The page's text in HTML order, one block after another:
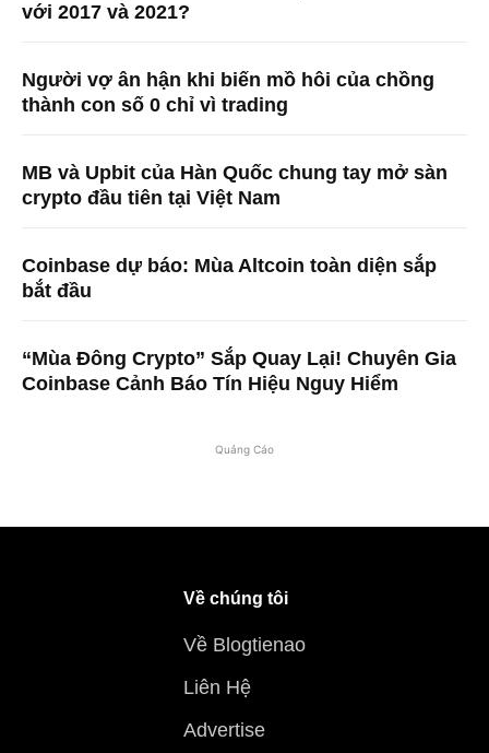
với 2017 và 2021?
Người vợ ân hận khi biến mồ hôi của chồng
thành con số 0 chỉ vì trading
MB và Upbit của Hàn Quốc chung tay mở sàn
crypto đầu tiên tại Việt Nam
Coinbase dự báo: Mùa Altcoin toàn diện sắp
bắt đầu
“Mùa Đông Crypto” Sắp Quay Lại! Chuyên Gia
Coinbase Cảnh Báo Tín Hiệu Nguy Hiểm
Quảng Cáo
Về chúng tôi
Về Blogtienao
Liên Hệ
Advertise